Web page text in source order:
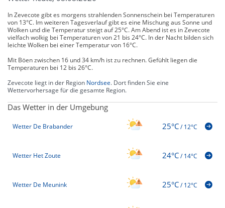
In Zevecote gibt es morgens strahlenden Sonnenschein bei Temperaturen
von 13°C. Im weiteren Tagesverlauf gibt es eine Mischung aus Sonne und
Wolken und die Temperatur steigt auf 25°C. Am Abend ist es in Zevecote
vielfach wolkig bei Temperaturen von 21 bis 24°C. In der Nacht bilden sich
leichte Wolken bei einer Temperatur von 16°C.
Mit Böen zwischen 16 und 34 km/h ist zu rechnen. Gefühlt liegen die
Temperaturen bei 12 bis 26°C.
Zevecote liegt in der Region Nordsee. Dort finden Sie eine
Wettervorhersage für die gesamte Region.
Das Wetter in der Umgebung
Wetter De Brabander 25°C/12°C
Wetter Het Zoute 24°C/14°C
Wetter De Meunink 25°C/12°C